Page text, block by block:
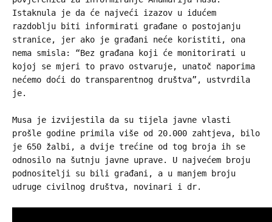
Istaknula je da će najveći izazov u idućem
razdoblju biti informirati građane o postojanju
stranice, jer ako je građani neće koristiti, ona
nema smisla: “Bez građana koji će monitorirati u
kojoj se mjeri to pravo ostvaruje, unatoč naporima
nećemo doći do transparentnog društva”, ustvrdila
je.
Musa je izvijestila da su tijela javne vlasti
prošle godine primila više od 20.000 zahtjeva, bilo
je 650 žalbi, a dvije trećine od tog broja ih se
odnosilo na šutnju javne uprave. U najvećem broju
podnositelji su bili građani, a u manjem broju
udruge civilnog društva, novinari i dr.